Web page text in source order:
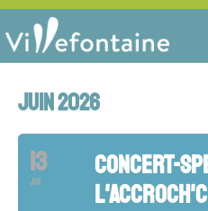
JUIN 2026
13
JUI
CONCERT-